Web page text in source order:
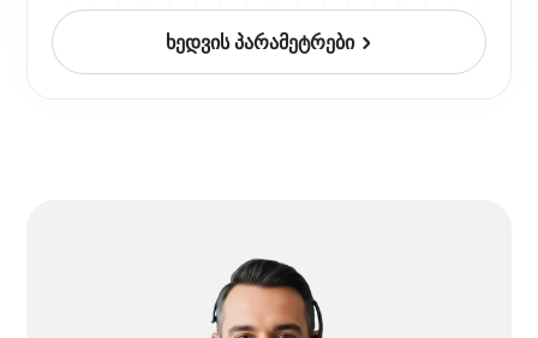
ხედვის პარამეტრები